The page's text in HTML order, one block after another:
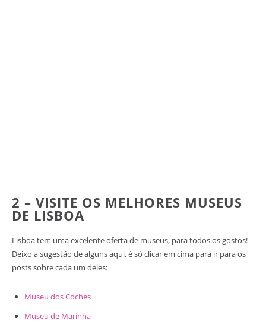
2 – VISITE OS MELHORES MUSEUS
DE LISBOA
Lisboa tem uma excelente oferta de museus, para todos os gostos!
Deixo a sugestão de alguns aqui, é só clicar em cima para ir para os
posts sobre cada um deles:
Museu dos Coches
Museu de Marinha